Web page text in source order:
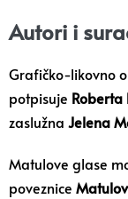
Autori i
Grafičko-likovno
potpisuje Roberta
zaslužna Jelena
Matulove glase
poveznice